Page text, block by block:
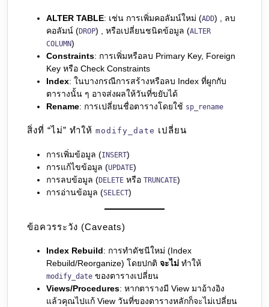
ALTER TABLE: เช่น การเพิ่มคอลัมน์ใหม่ (ADD) , ลบ
คอลัมน์ (DROP) , หรือเปลี่ยนชนิดข้อมูล (ALTER
COLUMN)
Constraints: การเพิ่มหรือลบ Primary Key, Foreign
Key หรือ Check Constraints
Index: ในบางกรณีการสร้างหรือลบ Index ที่ผูกกับ
ตารางนั้น ๆ อาจส่งผลให้วันที่ขยับได้
Rename: การเปลี่ยนชื่อตารางโดยใช้ sp_rename
สิ่งที่ “ไม่” ทำให้ modify_date เปลี่ยน
การเพิ่มข้อมูล (INSERT)
การแก้ไขข้อมูล (UPDATE)
การลบข้อมูล (DELETE หรือ TRUNCATE)
การอ่านข้อมูล (SELECT)
ข้อควรระวัง (Caveats)
Index Rebuild: การทำดัชนีใหม่ (Index
Rebuild/Reorganize) โดยปกติ จะไม่ ทำให้
modify_date ของตารางเปลี่ยน
Views/Procedures: หากตารางมี View มาอ้างอิง
แล้วคุณไปแก้ View วันที่ของตารางหลักก็จะไม่เปลี่ยน